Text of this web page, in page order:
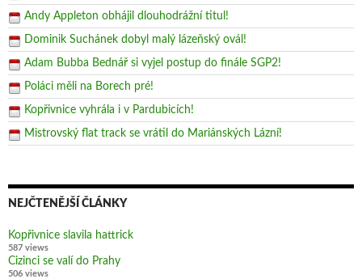
Andy Appleton obhájil dlouhodrážní titul!
Dominik Suchánek dobyl malý lázeňský ovál!
Adam Bubba Bednář si vyjel postup do finále SGP2!
Poláci měli na Borech pré!
Kopřivnice vyhrála i v Pardubicích!
Mistrovský flat track se vrátil do Mariánských Lázní!
NEJČTENĚJŠÍ ČLÁNKY
Kopřivnice slavila hattrick
587 views
Cizinci se valí do Prahy
506 views